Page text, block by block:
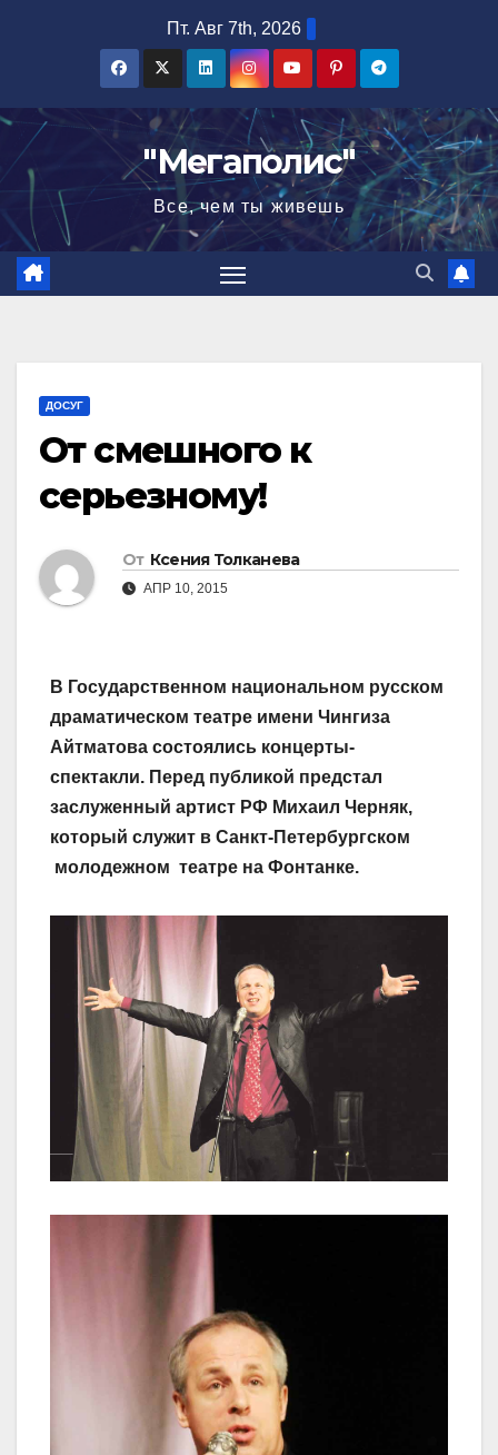
Пт. Авг 7th, 2026
"Мегаполис"
Все, чем ты живешь
ДОСУГ
От смешного к
серьезному!
От Ксения Толканева
АПР 10, 2015
В Государственном национальном русском
драматическом театре имени Чингиза
Айтматова состоялись концерты-
спектакли. Перед публикой предстал
заслуженный артист РФ Михаил Черняк,
который служит в Санкт-Петербургском
молодежном театре на Фонтанке.